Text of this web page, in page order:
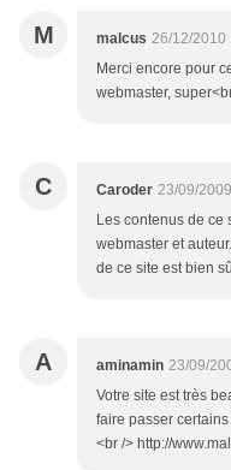
M malcus 26/12/2010
Merci encore pour
webmaster,
C Caroder 23/09/
Les contenus de ce
webmaster et
de ce site est bien
A aminamin 23/09/
Votre site est très
faire passer
<br /> http://